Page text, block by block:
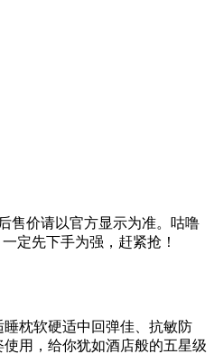
售价请以官方显示为准。咕噜
定先下手为强，赶紧抢！
枕软硬适中回弹佳、抗敏防
用，给你犹如酒店般的五星级